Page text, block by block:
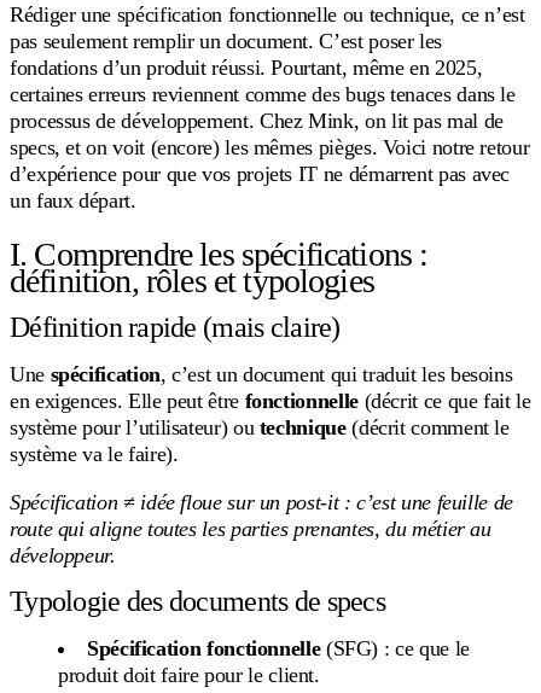
Rédiger une spécification fonctionnelle ou technique, ce n’est
pas seulement remplir un document. C’est poser les
fondations d’un produit réussi. Pourtant, même en 2025,
certaines erreurs reviennent comme des bugs tenaces dans le
processus de développement. Chez Mink, on lit pas mal de
specs, et on voit (encore) les mêmes pièges. Voici notre retour
d’expérience pour que vos projets IT ne démarrent pas avec
un faux départ.
I. Comprendre les spécifications :
définition, rôles et typologies
Définition rapide (mais claire)
Une spécification, c’est un document qui traduit les besoins
en exigences. Elle peut être fonctionnelle(décrit ce que fait le
système pour l’utilisateur) ou technique(décrit comment le
système va le faire).
Spécification ≠ idée floue sur un post-it : c’est une feuille de
route qui aligne toutes les parties prenantes, du métier au
développeur.
Typologie des documents de specs
Spécification fonctionnelle(SFG) : ce que le
produit doit faire pour le client.